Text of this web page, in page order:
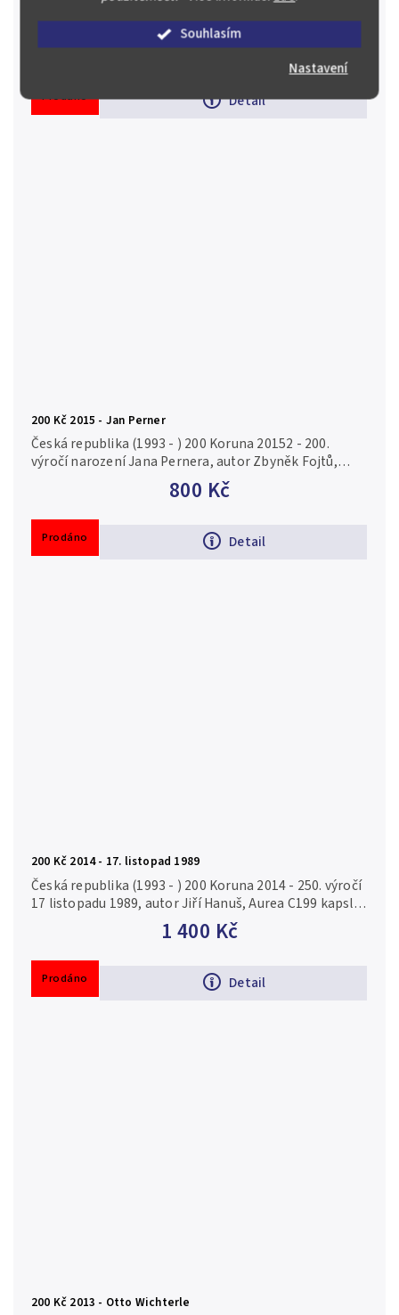
Souhlasím
Nastavení
800 Kč
Detail
pražské defenestrace, autorka Majka Wichnerová,
Aurea C224 kapsle, certifikát, běžná kvalita Ag 0,925,
Prodáno
200 Kč 2015 - Jan Perner
800 Kč
Detail
Česká republika (1993 - ) 200 Koruna 20152 - 200.
výročí narození Jana Pernera, autor Zbyněk Fojtů,
Aurea C202 kapsle, certifikát, běžná kvalita Ag 0,925,
Prodáno
200 Kč 2014 - 17. listopad 1989
1 400 Kč
Detail
Česká republika (1993 - ) 200 Koruna 2014 - 250. výročí
17 listopadu 1989, autor Jiří Hanuš, Aurea C199 kapsle,
certifikát, běžná kvalita Ag 0,925, 31 mm (13 g),
Prodáno
200 Kč 2013 - Otto Wichterle